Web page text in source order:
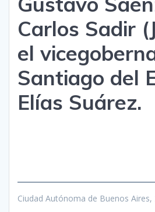
Carlos Sadir
el
Santiago del
Elías Suárez.
Ciudad Autónoma de Buenos